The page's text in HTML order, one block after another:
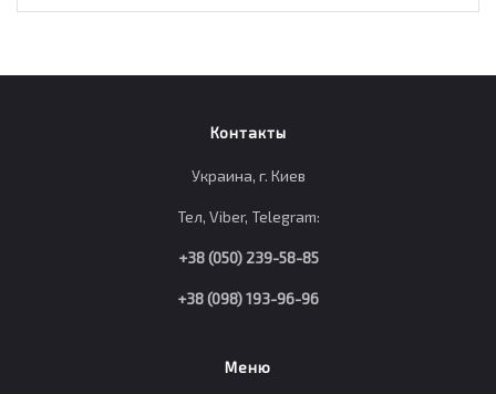
Контакты
Украина, г. Киев
Тел, Viber, Telegram:
+38 (050) 239-58-85
+38 (098) 193-96-96
Меню